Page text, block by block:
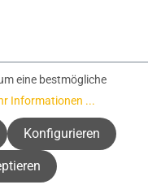
eine bestmögliche
Informationen ...
Konfigurieren